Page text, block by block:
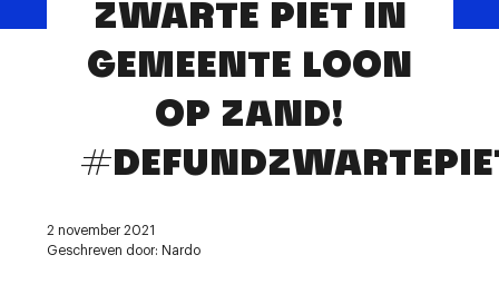
ContactZWARTE PIET IN
GEMEENTE LOON
OP ZAND!
2 november 2021
Geschreven door: Nardo